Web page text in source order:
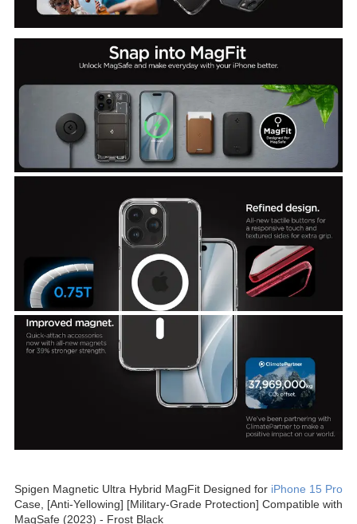
Spigen Magnetic Ultra Hybrid MagFit Designed for iPhone 15 Pro
Case, [Anti-Yellowing] [Military-Grade Protection] Compatible with
MagSafe (2023) - Frost Black